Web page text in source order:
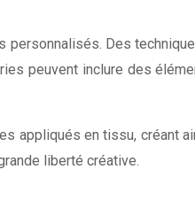
personnalisés. Des
peuvent inclure des
appliqués en tissu, créant
liberté créative.